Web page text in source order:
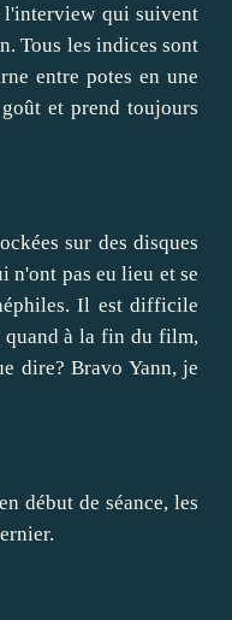
l'interview qui suivent
Tous les indices sont
entre potes en une
et prend toujours
sur des disques
n'ont pas eu lieu et se
Il est difficile
quand à la fin du film,
dire? Bravo Yann, je
début de séance, les